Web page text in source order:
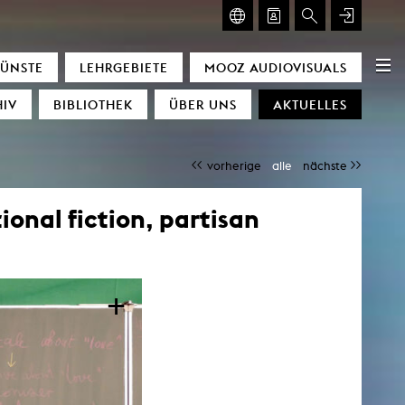
LEHRGEBIETE MOOZ AUDIOVISUALS
BIBLIOTHEK ÜBER UNS AKTUELLES
vorherige alle nächste
fiction, partisan
+
of time
Glasmoog